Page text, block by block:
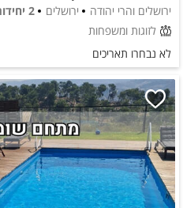
ירושלים והרי יהודה ירושלים
2 יחידות, 2 חדרים
לזוגות ומשפחות
לא נבחרו תאריכים